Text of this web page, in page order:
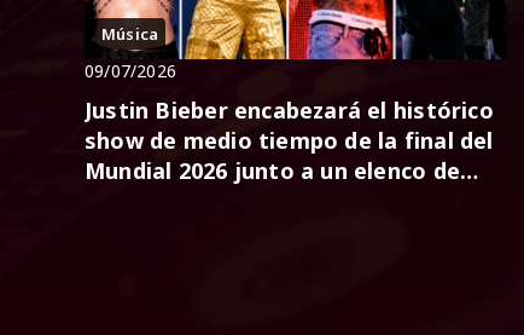
Música
09/07/2026
Justin Bieber encabezará el histórico
show de medio tiempo de la final del
Mundial 2026 junto a un elenco de